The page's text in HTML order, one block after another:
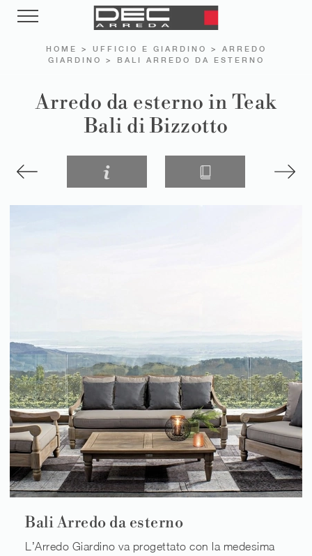
HOME > UFFICIO E GIARDINO > ARREDO
GIARDINO
> BALI ARREDO DA ESTERNO
Arredo da esterno in Teak
Bali di Bizzotto
Bali Arredo da esterno
L’Arredo Giardino va progettato con la medesima